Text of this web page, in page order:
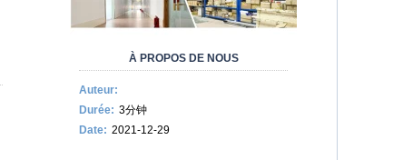
À PROPOS DE NOUS
Auteur:
Durée: 3分钟
Date: 2021-12-29